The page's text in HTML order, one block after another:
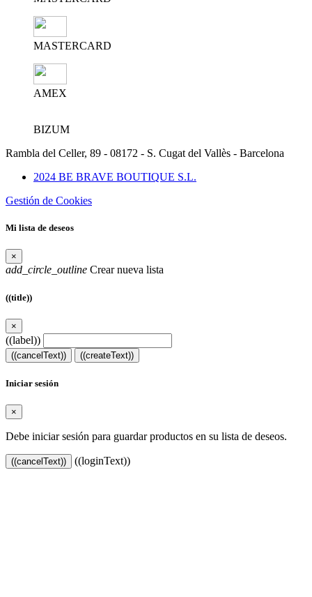
MASTERCARD
AMEX
BIZUM
Rambla del Celler, 89 - 08172 - S. Cugat del Vallès - Barcelona
2024 BE BRAVE BOUTIQUE S.L.
Gestión de Cookies
Mi lista de deseos
×
add_circle_outline Crear nueva lista
((title))
×
((label))
((cancelText)) ((createText))
Iniciar sesión
×
Debe iniciar sesión para guardar productos en su lista de deseos.
((cancelText)) ((loginText))